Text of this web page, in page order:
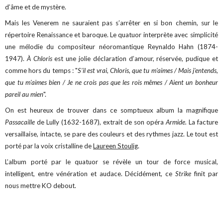
d’âme et de mystère.
Mais les Venerem ne sauraient pas s’arrêter en si bon chemin, sur le
répertoire Renaissance et baroque. Le quatuor interprète avec simplicité
une mélodie du compositeur néoromantique Reynaldo Hahn (1874-
1947).À Chlorisest une jolie déclaration d’amour, réservée, pudique et
comme hors du temps : "S'il est vrai, Chloris, que tu m'aimes / Mais j'entends,
que tu m'aimes bien / Je ne crois pas que les rois mêmes / Aient un bonheur
pareil au mien".
On est heureux de trouver dans ce somptueux album la magnifique
Passacaille de Lully (1632-1687), extrait de son opéraArmide. La facture
versaillaise, intacte, se pare des couleurs et des rythmes jazz. Le tout est
porté par la voix cristalline deLaureen Stoulig.
L’album porté par le quatuor se révèle un tour de force musical,
intelligent, entre vénération et audace. Décidément, ceStrikefinit par
nous mettre KO debout.